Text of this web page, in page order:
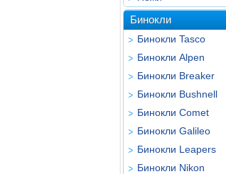
Бинокли
Бинокли Tasco
Бинокли Alpen
Бинокли Breaker
Бинокли Bushnell
Бинокли Comet
Бинокли Galileo
Бинокли Leapers
Бинокли Nikon